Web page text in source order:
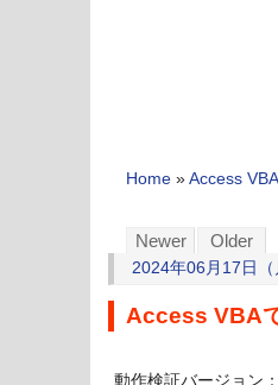
Home » Access VBA
Newer Older
2024年06月17日
Access VBA
動作検証バージョン